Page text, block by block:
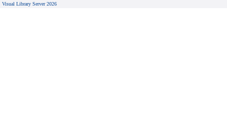
Visual Library Server 2026